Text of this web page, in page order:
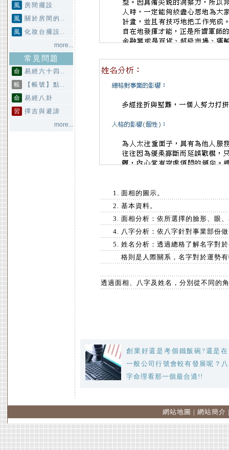
風
房間擺設
風
關於房間的..
風
化妝台擺設..
more...
常見問題
命
易經六十四..
帳
【帳號】點..
命
易經八卦
習
擇吉與避諱
more...
面相的圖示。
基本資料。
面相分析：依所選擇的臉形、眼
八字分析：依八字針對事業部份
姓名分析：透過總格了解名字對
格則是人際關系，名字對於運勢
透過面相、八字及姓名，分別從不同的
創業好還是考個鐵飯碗?還是在
一般公司行號會較有發展呢？八
字命理看那一個最合適!!
網站地圖 | 網站簡介